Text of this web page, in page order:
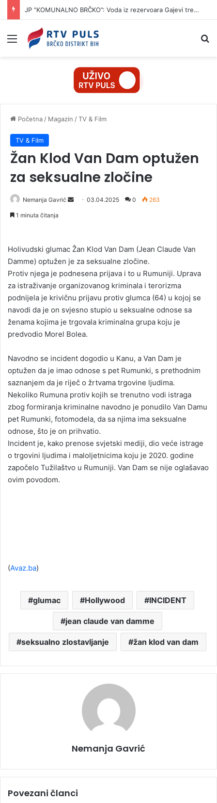
JP “KOMUNALNO BRČKO”: Voda iz rezervoara Gajevi trenutno nije za piće
Izbornik
Početna / Magazin /TV & Film
TV & Film
Žan Klod Van Dam optužen
za seksualne zločine
Nemanja Gavrić
a
03.04.2025 0 263
1 minuta čitanja
Holivudski glumac Žan Klod Van Dam (Jean Claude Van
Damme) optužen je za seksualne zločine.
Protiv njega je podnesena prijava i to u Rumuniji. Uprava
za istraživanje organizovanog kriminala i terorizma
podnijela je krivičnu prijavu protiv glumca (64) u kojoj se
navodi da je on svjesno stupio u seksualne odnose sa
ženama kojima je trgovala kriminalna grupa koju je
predvodio Morel Bolea.
Navodno se incident dogodio u Kanu, a Van Dam je
optužen da je imao odnose s pet Rumunki, s prethodnim
saznanjem da je riječ o žrtvama trgovine ljudima.
Nekoliko Rumuna protiv kojih se trenutno vodi istraga
zbog formiranja kriminalne navodno je ponudilo Van Damu
pet Rumunki, fotomodela, da sa njima ima seksualne
odnose, što je on prihvatio.
Incident je, kako prenose svjetski mediji, dio veće istrage
o trgovini ljudima i maloljetnicima koju je 2020. godine
započelo Tužilaštvo u Rumuniji. Van Dam se nije oglašavao
ovim povodom.
(Avaz.ba)
glumac Hollywood INCIDENT
jean claude van damme
seksualno zlostavljanje žan klod van dam
Nemanja Gavrić
Povezani članci